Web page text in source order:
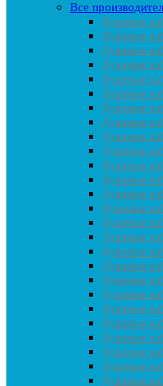
Все
Душевые
Душевые
Душевые
Душевые
Душевые
Душевые
Душевые
Душевые
Душевые
Душевые
Душевые
Душевые
Душевые
Душевые
Душевые
Душевые
Душевые
Душевые
Душевые
Душевые
Душевые
Душевые
Душевые
Душевые
Душевые
Душевые